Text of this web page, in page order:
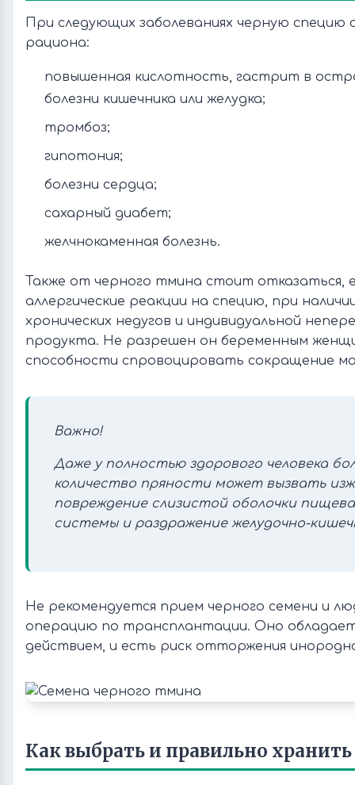
При следующих заболеваниях черную специю
рациона:
повышенная кислотность, гастрит в
болезни кишечника или желудка;
тромбоз;
гипотония;
болезни сердца;
сахарный диабет;
желчнокаменная болезнь.
Также от черного тмина стоит отказаться,
аллергические реакции на специю, при
хронических недугов и индивидуальной
продукта. Не разрешен он беременным
способности спровоцировать сокращение
Важно!
Даже у полностью здорового человека
количество пряности может вызвать
повреждение слизистой оболочки
системы и раздражение желудочно-
Не рекомендуется прием черного семени и
операцию по трансплантации. Оно
действием, и есть риск отторжения
Как выбрать и правильно